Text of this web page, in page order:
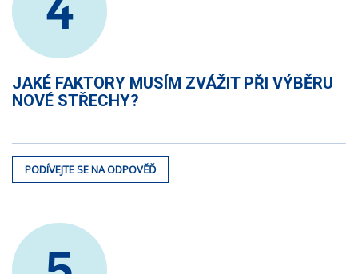
JAKÉ FAKTORY MUSÍM ZVÁŽIT PŘI VÝBĚRU
NOVÉ STŘECHY?
PODÍVEJTE SE NA ODPOVĚĎ